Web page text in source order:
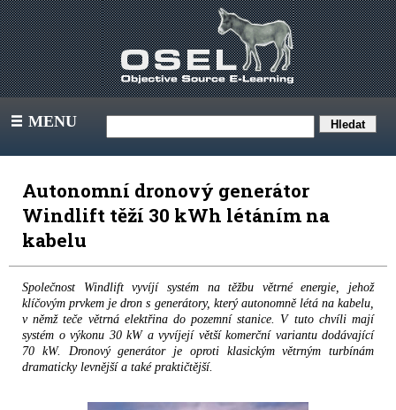
III MENU
Autonomní dronový generátor
Windlift těží 30 kWh létáním na
kabelu
Společnost Windlift vyvíjí systém na těžbu větrné energie, jehož
klíčovým prvkem je dron s generátory, který autonomně létá na kabelu,
v němž teče větrná elektřina do pozemní stanice. V tuto chvíli mají
systém o výkonu 30 kW a vyvíjejí větší komerční variantu dodávající
70 kW. Dronový generátor je oproti klasickým větrným turbínám
dramaticky levnější a také praktičtější.